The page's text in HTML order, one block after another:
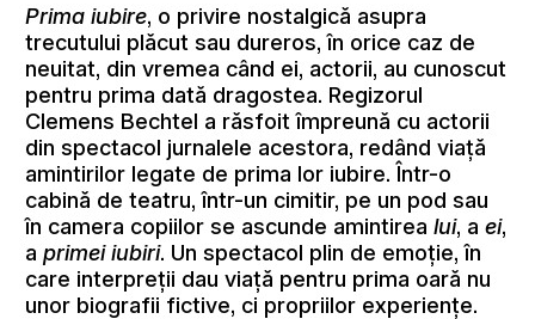
Prima iubire, o privire nostalgică asupra
trecutului plăcut sau dureros, în orice caz de
neuitat, din vremea când ei, actorii, au cunoscut
pentru prima dată dragostea. Regizorul
Clemens Bechtel a răsfoit împreună cu actorii
din spectacol jurnalele acestora, redând viaţă
amintirilor legate de prima lor iubire. Într-o
cabină de teatru, într-un cimitir, pe un pod sau
în camera copiilor se ascunde amintirealui, aei,
aprimei iubiri. Un spectacol plin de emoţie, în
care interpreţii dau viaţă pentru prima oară nu
unor biografii fictive, ci propriilor experienţe.